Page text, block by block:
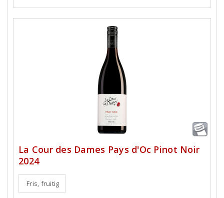
La Cour des Dames Pays d'Oc Pinot Noir
2024
Fris, fruitig